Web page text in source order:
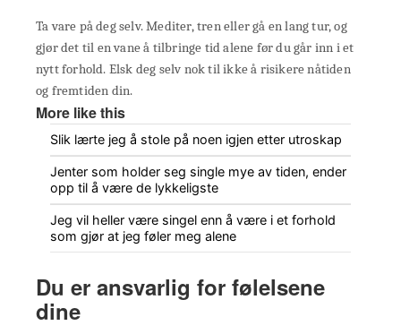
Ta vare på deg selv. Mediter, tren eller gå en lang tur, og
gjør det til en vane å tilbringe tid alene før du går inn i et
nytt forhold. Elsk deg selv nok til ikke å risikere nåtiden
og fremtiden din.
More like this
Slik lærte jeg å stole på noen igjen etter utroskap
Jenter som holder seg single mye av tiden, ender
opp til å være de lykkeligste
Jeg vil heller være singel enn å være i et forhold
som gjør at jeg føler meg alene
Du er ansvarlig for følelsene
dine